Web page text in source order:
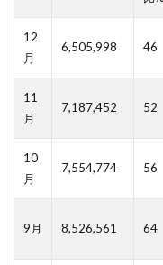
12
月
6,505,998 46
11
月
7,187,452 52
10
月
7,554,774 56
9月 8,526,561 64